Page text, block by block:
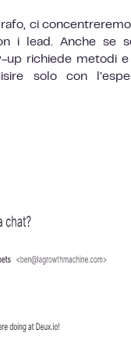
ci
i lead. Anche se
up richiede metodi
solo con